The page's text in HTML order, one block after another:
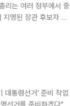
리는 여러 정부에서 중
지명된 장관 후보자 중
대통령선거' 준비 작업